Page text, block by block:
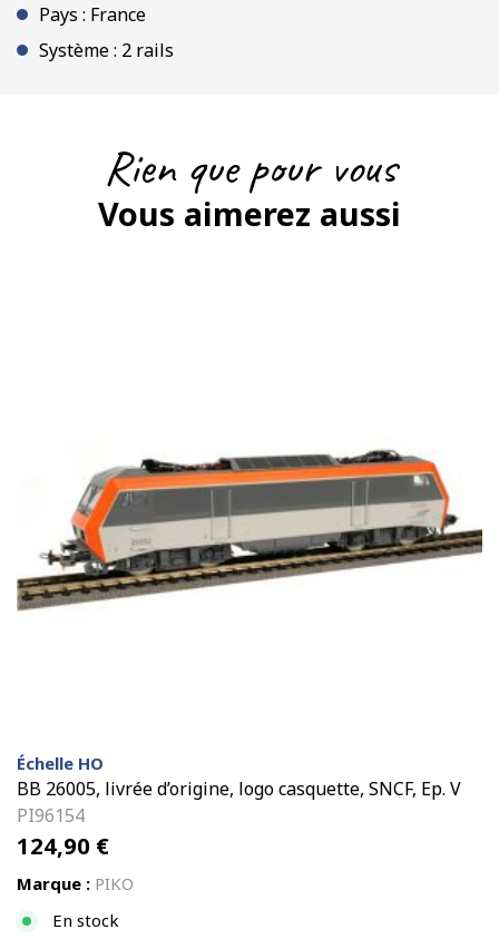
Pays : France
Système : 2 rails
Rien que pour vous
Vous aimerez aussi
Échelle HO
BB 26005, livrée d’origine, logo casquette, SNCF, Ep. V
PI96154
124,90 €
Marque : PIKO
En stock